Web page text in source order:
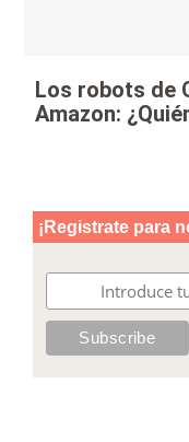
Los robots de
Amazon: